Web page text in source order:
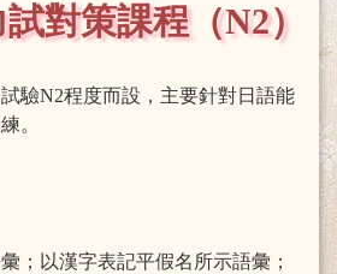
對策課程（N2）
驗N2程度而設，主要針對日語能
。
；以漢字表記平假名所示語彙；